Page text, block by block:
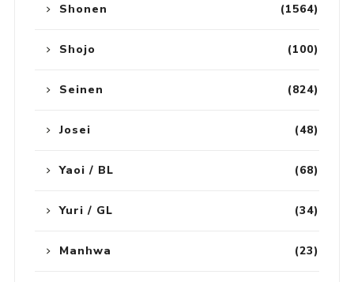
(1564)
Shonen
(100)
Shojo
(824)
Seinen
(48)
Josei
(68)
Yaoi / BL
(34)
Yuri / GL
(23)
Manhwa